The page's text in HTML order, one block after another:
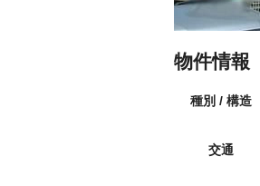
物件情報
種別 / 構造
交通